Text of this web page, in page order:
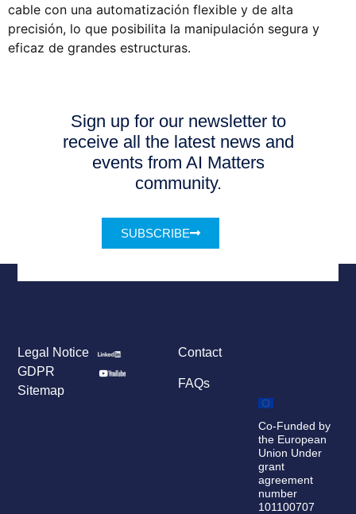
cable con una automatización flexible y de alta
precisión, lo que posibilita la manipulación segura y
eficaz de grandes estructuras.
Sign up for our newsletter to
receive all the latest news and
events from AI Matters
community.
SUBSCRIBE
Contact
FAQs
Legal Notice
GDPR
Sitemap
Co-Funded by
the European
Union Under
grant
agreement
number
101100707